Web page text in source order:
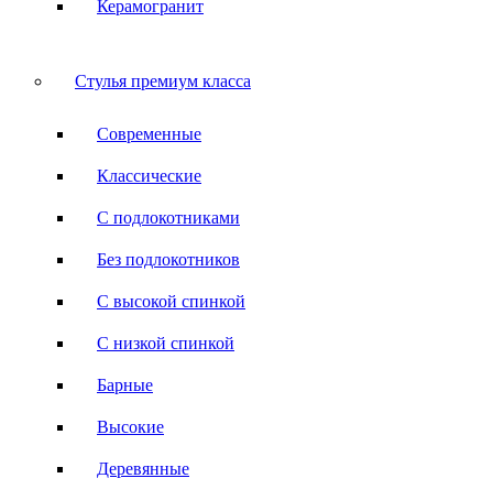
Керамогранит
Стулья премиум класса
Современные
Классические
С подлокотниками
Без подлокотников
С высокой спинкой
С низкой спинкой
Барные
Высокие
Деревянные